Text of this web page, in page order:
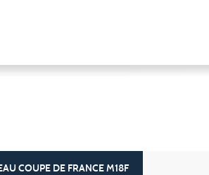
COUPE DE FRANCE M18F